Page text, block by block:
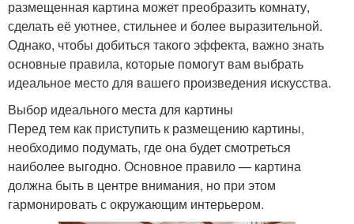
размещенная картина может преобразить комнату,
сделать её уютнее, стильнее и более выразительной.
Однако, чтобы добиться такого эффекта, важно знать
основные правила, которые помогут вам выбрать
идеальное место для вашего произведения искусства.
Выбор идеального места для картины
Перед тем как приступить к размещению картины,
необходимо подумать, где она будет смотреться
наиболее выгодно. Основное правило — картина
должна быть в центре внимания, но при этом
гармонировать с окружающим интерьером.